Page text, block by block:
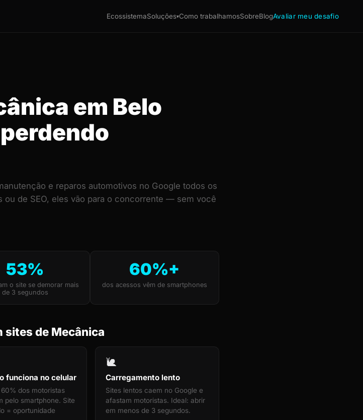
EcossistemaSoluções▾Como trabalhamosSobreBlogAvaliar meu desafio
em Belo
e reparos automotivos no Google todos os
de SEO, eles vão para o concorrente — sem você
53%
o site se demorar mais
de 3 segundos
60%+
dos acessos vêm de smartphones
sites de Mecânica
funciona no celular
dos motoristas
pelo smartphone. Site
= oportunidade
🐌
Carregamento lento
Sites lentos caem no Google e
afastam motoristas. Ideal: abrir
em menos de 3 segundos.